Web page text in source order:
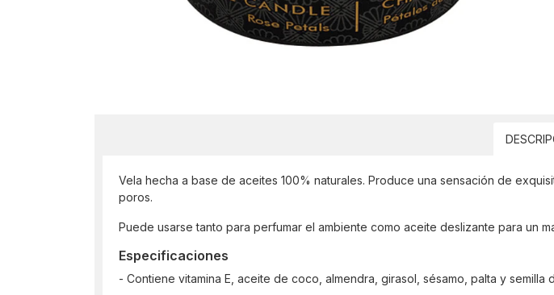
Vela hecha a base de aceites 100% naturales. Produce una sensación de
poros.
Puede usarse tanto para perfumar el ambiente como aceite deslizante para un
Especificaciones
- Contiene vitamina E, aceite de coco, almendra, girasol, sésamo, palta y semilla